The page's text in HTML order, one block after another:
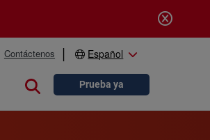
Contáctenos Español
Close searchPrueba ya